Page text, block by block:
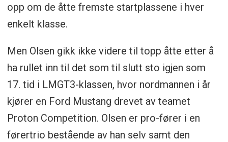
opp om de åtte fremste startplassene i hver
enkelt klasse.
Men Olsen gikk ikke videre til topp åtte etter å
ha rullet inn til det som til slutt sto igjen som
17. tid i LMGT3-klassen, hvor nordmannen i år
kjører en Ford Mustang drevet av teamet
Proton Competition. Olsen er pro-fører i en
førertrio bestående av han selv samt den